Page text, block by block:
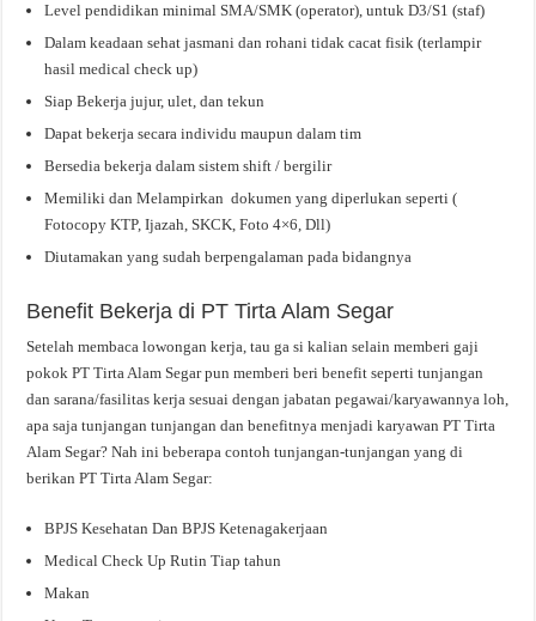
Level pendidikan minimal SMA/SMK (operator), untuk D3/S1 (staf)
Dalam keadaan sehat jasmani dan rohani tidak cacat fisik (terlampir
hasil medical check up)
Siap Bekerja jujur, ulet, dan tekun
Dapat bekerja secara individu maupun dalam tim
Bersedia bekerja dalam sistem shift / bergilir
Memiliki dan Melampirkan dokumen yang diperlukan seperti (
Fotocopy KTP, Ijazah, SKCK, Foto 4×6, Dll)
Diutamakan yang sudah berpengalaman pada bidangnya
Benefit Bekerja di PT Tirta Alam Segar
Setelah membaca lowongan kerja, tau ga si kalian selain memberi gaji
pokok PT Tirta Alam Segar pun memberi beri benefit seperti tunjangan
dan sarana/fasilitas kerja sesuai dengan jabatan pegawai/karyawannya loh,
apa saja tunjangan tunjangan dan benefitnya menjadi karyawan PT Tirta
Alam Segar? Nah ini beberapa contoh tunjangan-tunjangan yang di
berikan PT Tirta Alam Segar:
BPJS Kesehatan Dan BPJS Ketenagakerjaan
Medical Check Up Rutin Tiap tahun
Makan